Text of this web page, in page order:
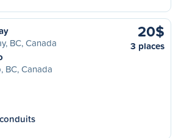
BC, Canada
BC, Canada
20$
3 places